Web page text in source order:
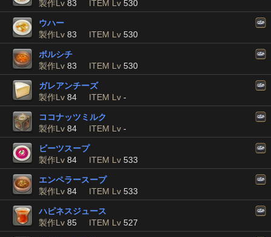
製作Lv 83 ITEM Lv 530
ウハー
製作Lv 83 ITEM Lv 530
ボルシチ
製作Lv 83 ITEM Lv 530
ガレアンチーズ
製作Lv 84 ITEM Lv -
ココナッツミルク
製作Lv 84 ITEM Lv -
ビーツスープ
製作Lv 84 ITEM Lv 533
エンペラースープ
製作Lv 84 ITEM Lv 533
ハピネスジュース
製作Lv 85 ITEM Lv 527